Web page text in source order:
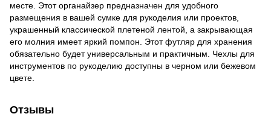
месте. Этот органайзер предназначен для удобного
размещения в вашей сумке для рукоделия или проектов,
украшенный классической плетеной лентой, а закрывающая
его молния имеет яркий помпон. Этот футляр для хранения
обязательно будет универсальным и практичным. Чехлы для
инструментов по рукоделию доступны в черном или бежевом
цвете.
Отзывы